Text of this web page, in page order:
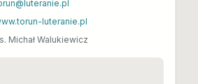
luteranie.pl
Michał Walukiewicz